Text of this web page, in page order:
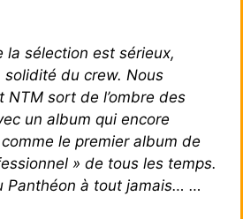
la sélection est sérieux,
du crew. Nous
NTM sort de l’ombre des
un album qui encore
le premier album de
» de tous les temps.
Panthéon à tout jamais… …